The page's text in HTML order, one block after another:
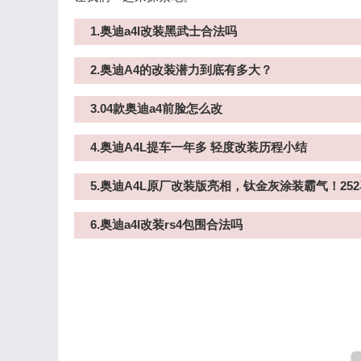
1.奥迪a4l改装黑武士合法吗
2.奥迪A4的改装潜力到底有多大？
3.04款奥迪a4前脸怎么改
4.奥迪A4L提车一年多 轻度改装历程小结
5.奥迪A4L原厂改装版亮相，钛金灰涂装霸气！252
6.奥迪a4l改装rs4包围合法吗